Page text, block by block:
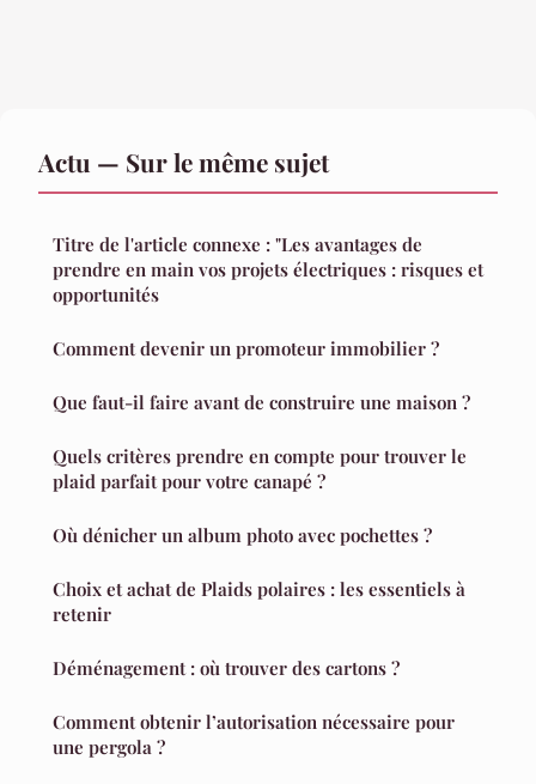
Actu — Sur le même sujet
Titre de l'article connexe : "Les avantages de
prendre en main vos projets électriques : risques et
opportunités
Comment devenir un promoteur immobilier ?
Que faut-il faire avant de construire une maison ?
Quels critères prendre en compte pour trouver le
plaid parfait pour votre canapé ?
Où dénicher un album photo avec pochettes ?
Choix et achat de Plaids polaires : les essentiels à
retenir
Déménagement : où trouver des cartons ?
Comment obtenir l’autorisation nécessaire pour
une pergola ?